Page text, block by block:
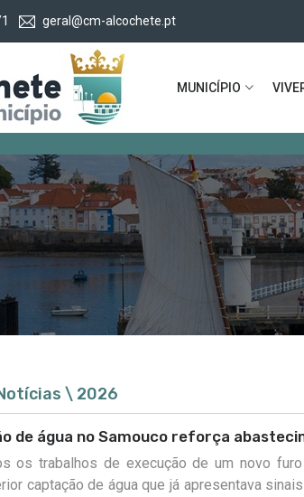
geral@cm-alcochete.pt
MUNICÍPIO
\ 2026
de água no Samouco reforça
os trabalhos de execução de um novo
captação de água que já apresentava